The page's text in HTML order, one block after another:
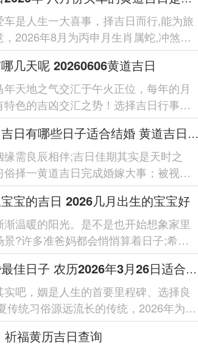
是人生一大喜事，择吉日而行,能为旅
2026年8月为丙申月生肖属蛇,冲煞日
份买车...
几天呢 20260606黄道吉日
天地之气交汇于午火正位，每年的月
色的吉凶交汇之势！选择吉日行事，
跟的传统...
黄道吉日2026年6月吉日有哪些日子适合结婚 黄道吉日2026结婚吉日有哪些
需良辰相伴;吉日佳期其实是天时之
择一黄道吉日完成婚嫁大事；被视为
宅安宁...
宝的吉日 2026几月出生的宝宝好
温暖的阳光。是不是也开始想象家里
?许多准爸妈都会悄悄算着日子;希望
生...
2026年农历3月结婚最佳日子 农历2026年3月26日适合结婚吗
吧，姻是人生的首要里程碑、选择良
传统习俗源远流长的传统，2026年为农
火；的...
福黄历吉日查询